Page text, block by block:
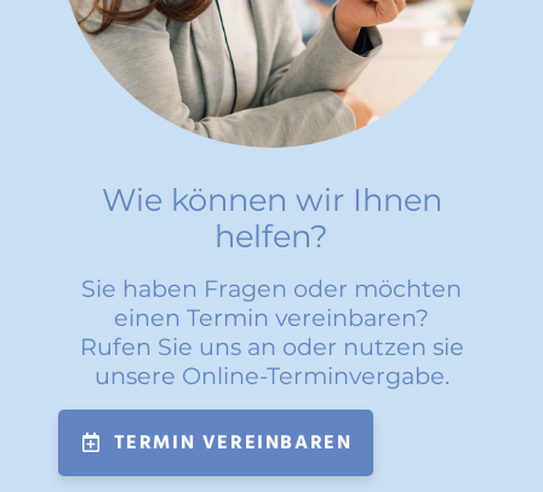
Wie können wir Ihnen
helfen?
Sie haben Fragen oder möchten
einen Termin vereinbaren?
Rufen Sie uns an oder nutzen sie
unsere Online-Terminvergabe.
TERMIN VEREINBAREN